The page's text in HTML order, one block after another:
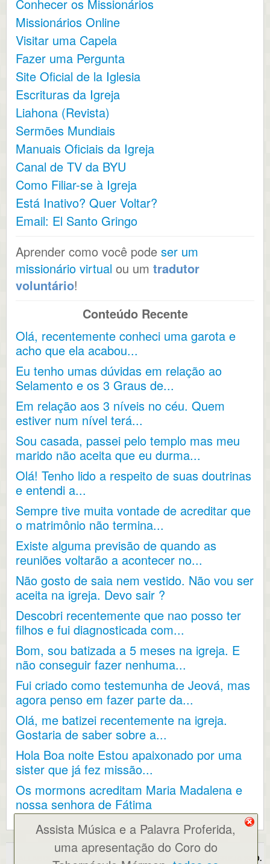
Conhecer os Missionários
Missionários Online
Visitar uma Capela
Fazer uma Pergunta
Site Oficial de la Iglesia
Escrituras da Igreja
Liahona (Revista)
Sermões Mundiais
Manuais Oficiais da Igreja
Canal de TV da BYU
Como Filiar-se à Igreja
Está Inativo? Quer Voltar?
Email: El Santo Gringo
Aprender como você pode ser um
missionário virtual ou um tradutor
voluntário!
Conteúdo Recente
Olá, recentemente conheci uma garota e
acho que ela acabou...
Eu tenho umas dúvidas em relação ao
Selamento e os 3 Graus de...
Em relação aos 3 níveis no céu. Quem
estiver num nível terá...
Sou casada, passei pelo templo mas meu
marido não aceita que eu durma...
Olá! Tenho lido a respeito de suas doutrinas
e entendi a...
Sempre tive muita vontade de acreditar que
o matrimônio não termina...
Existe alguma previsão de quando as
reuniões voltarão a acontecer no...
Não gosto de saia nem vestido. Não vou ser
aceita na igreja. Devo sair ?
Descobri recentemente que nao posso ter
filhos e fui diagnosticada com...
Bom, sou batizada a 5 meses na igreja. E
não conseguir fazer nenhuma...
Fui criado como testemunha de Jeová, mas
agora penso em fazer parte da...
Olá, me batizei recentemente na igreja.
Gostaria de saber sobre a...
Hola Boa noite Estou apaixonado por uma
sister que já fez missão...
Os mormons acreditam Maria Madalena e
nossa senhora de Fátima
ALLABOUTMORMONS.COM NÃO É UM SITE OFICIAL DA IGREJA SUD.
Assista Música e a Palavra Proferida,
uma apresentação do Coro do